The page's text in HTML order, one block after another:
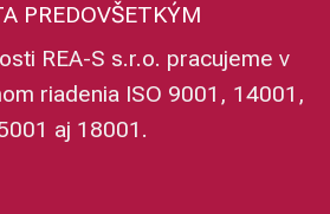
PREDOVŠETKÝM
REA-S s.r.o. pracujeme v
riadenia ISO 9001, 14001,
aj 18001.